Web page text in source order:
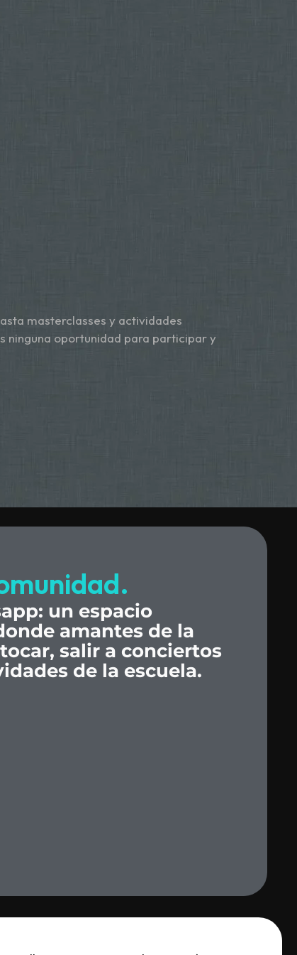
masterclasses y actividades
ninguna oportunidad para participar y
un espacio
amantes de la
tocar, salir a conciertos
de la escuela.